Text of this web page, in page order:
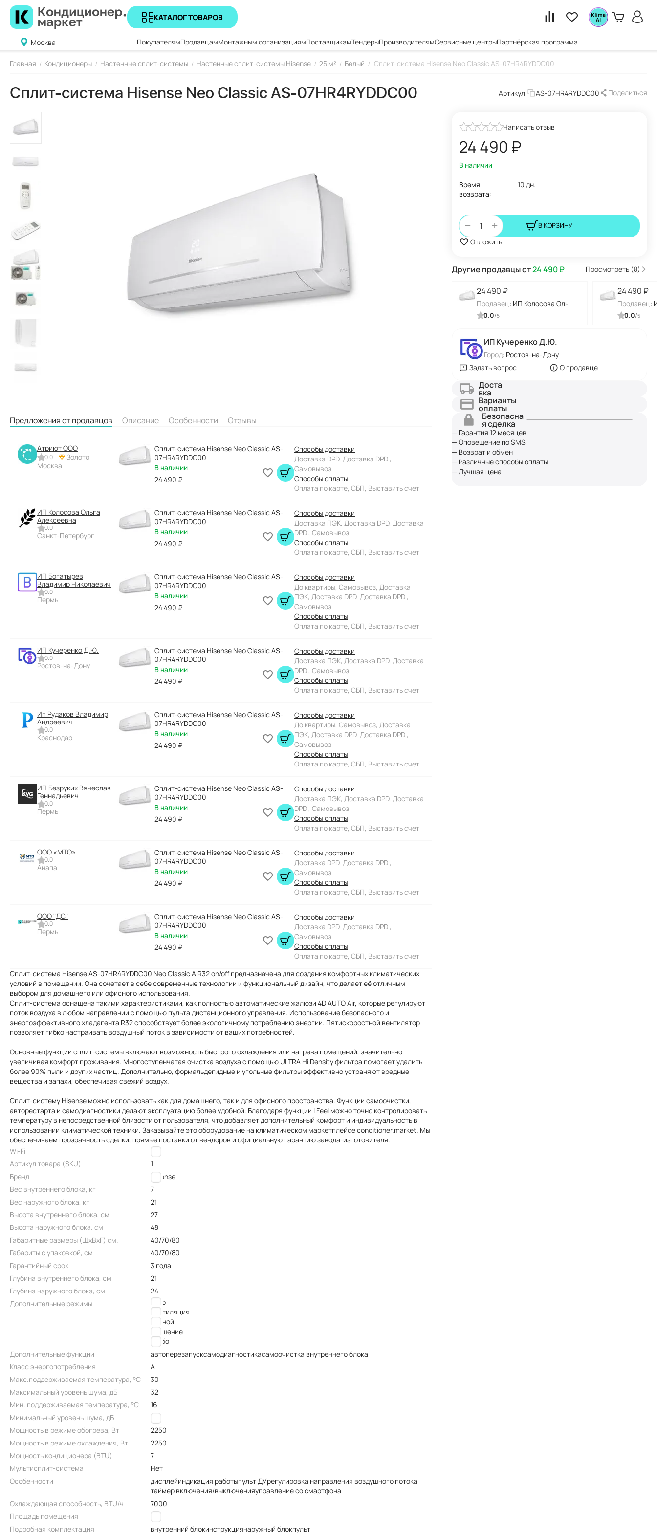
КАТАЛОГ ТОВАРОВ
Москва ПокупателямПродавцамМонтажным организациямПоставщикамТендерыПроизводителямСервисные центрыПартнёрская программа
Главная / Кондиционеры / Настенные сплит-системы / Настенные сплит-системы Hisense / 25 м² / Белый / Сплит-система Hisense Neo Classic AS-07HR4RYDDC00
Сплит-система Hisense Neo Classic AS-07HR4RYDDC00 Артикул: AS-07HR4RYDDC00 Поделиться
Написать отзыв
24 490 ₽
В наличии
Время
возврата:
10 дн.
+
− В КОРЗИНУ
Отложить
Другие продавцы от24 490₽ Просмотреть (8)
24 490 ₽
Продавец: ИП Колосова Ольга Алексеевна
0.0/5
24 490 ₽
Продавец:
0.0/5
ИП Кучеренко Д.Ю.
Город: Ростов-на-Дону
Задать вопрос
О продавце
Доста
вка
Варианты
оплаты
Безопасна
я сделка
— Гарантия 12 месяцев
— Оповещение по SMS
— Возврат и обмен
— Различные способы оплаты
— Лучшая цена
Предложения от продавцов Описание Особенности Отзывы
Атриют ООО
0.0
Золото
Москва
Сплит-система Hisense Neo Classic AS-
07HR4RYDDC00
В наличии
24 490 ₽
Способы доставки
Доставка DPD, Доставка DPD ,
Самовывоз
Способы оплаты
Оплата по карте, СБП, Выставить счет
ИП Колосова Ольга
Алексеевна
0.0
Санкт-Петербург
Сплит-система Hisense Neo Classic AS-
07HR4RYDDC00
В наличии
24 490 ₽
Способы доставки
Доставка ПЭК, Доставка DPD, Доставка
DPD , Самовывоз
Способы оплаты
Оплата по карте, СБП, Выставить счет
ИП Богатырев
Владимир Николаевич
0.0
Пермь
Сплит-система Hisense Neo Classic AS-
07HR4RYDDC00
В наличии
24 490 ₽
Способы доставки
До квартиры, Самовывоз, Доставка
ПЭК, Доставка DPD, Доставка DPD ,
Самовывоз
Способы оплаты
Оплата по карте, СБП, Выставить счет
ИП Кучеренко Д.Ю.
0.0
Ростов-на-Дону
Сплит-система Hisense Neo Classic AS-
07HR4RYDDC00
В наличии
24 490 ₽
Способы доставки
Доставка ПЭК, Доставка DPD, Доставка
DPD , Самовывоз
Способы оплаты
Оплата по карте, СБП, Выставить счет
Ип Рудаков Владимир
Андреевич
0.0
Краснодар
Сплит-система Hisense Neo Classic AS-
07HR4RYDDC00
В наличии
24 490 ₽
Способы доставки
До квартиры, Самовывоз, Доставка
ПЭК, Доставка DPD, Доставка DPD ,
Самовывоз
Способы оплаты
Оплата по карте, СБП, Выставить счет
ИП Безруких Вячеслав
Геннадьевич
0.0
Пермь
Сплит-система Hisense Neo Classic AS-
07HR4RYDDC00
В наличии
24 490 ₽
Способы доставки
Доставка ПЭК, Доставка DPD, Доставка
DPD , Самовывоз
Способы оплаты
Оплата по карте, СБП, Выставить счет
ООО «МТО»
0.0
Анапа
Сплит-система Hisense Neo Classic AS-
07HR4RYDDC00
В наличии
24 490 ₽
Способы доставки
Доставка DPD, Доставка DPD ,
Самовывоз
Способы оплаты
Оплата по карте, СБП, Выставить счет
ООО "ДC"
0.0
Пермь
Сплит-система Hisense Neo Classic AS-
07HR4RYDDC00
В наличии
24 490 ₽
Способы доставки
Доставка DPD, Доставка DPD ,
Самовывоз
Способы оплаты
Оплата по карте, СБП, Выставить счет
Сплит-система Hisense AS-07HR4RYDDC00 Neo Classic A R32 on/off предназначена для создания комфортных климатических
условий в помещении. Она сочетает в себе современные технологии и функциональный дизайн, что делает её отличным
выбором для домашнего или офисного использования.
Сплит-система оснащена такими характеристиками, как полностью автоматические жалюзи 4D AUTO Air, которые регулируют
поток воздуха в любом направлении с помощью пульта дистанционного управления. Использование безопасного и
энергоэффективного хладагента R32 способствует более экологичному потреблению энергии. Пятискоростной вентилятор
позволяет гибко настраивать воздушный поток в зависимости от ваших потребностей.
Основные функции сплит-системы включают возможность быстрого охлаждения или нагрева помещений, значительно
увеличивая комфорт проживания. Многоступенчатая очистка воздуха с помощью ULTRA Hi Density фильтра помогает удалить
более 90% пыли и других частиц. Дополнительно, формальдегидные и угольные фильтры эффективно устраняют вредные
вещества и запахи, обеспечивая свежий воздух.
Сплит-систему Hisense можно использовать как для домашнего, так и для офисного пространства. Функции самоочистки,
авторестарта и самодиагностики делают эксплуатацию более удобной. Благодаря функции I Feel можно точно контролировать
температуру в непосредственной близости от пользователя, что добавляет дополнительный комфорт и индивидуальность в
использовании климатической техники. Заказывайте это оборудование на климатическом маркетплейсе conditioner.market. Мы
обеспечиваем прозрачность сделки, прямые поставки от вендоров и официальную гарантию завода-изготовителя.
Wi-Fi
Нет
Артикул товара (SKU)
1
Бренд
Hisense
Вес внутреннего блока, кг
7
Вес наружного блока, кг
21
Высота внутреннего блока, см
27
Высота наружного блока. см
48
Габаритные размеры (ШxВxГ) см.
40/70/80
Габариты с упаковкой, см
40/70/80
Гарантийный срок
3 года
Глубина внутреннего блока, см
21
Глубина наружного блока, см
24
Дополнительные режимы
авто
вентиляция
ночной
осушение
турбо
Дополнительные функции
автоперезапусксамодиагностикасамоочистка внутреннего блока
Класс энергопотребления
A
Макс.поддерживаемая температура, °C
30
Максимальный уровень шума, дБ
32
Мин. поддерживаемая температура, °C
16
Минимальный уровень шума, дБ
23
Мощность в режиме обогрева, Вт
2250
Мощность в режиме охлаждения, Вт
2250
Мощность кондиционера (BTU)
7
Мультисплит-система
Нет
Особенности
дисплейиндикация работыпульт ДУрегулировка направления воздушного потока
таймер включения/выключенияуправление со смартфона
Охлаждающая способность, BTU/ч
7000
Площадь помещения
25
Подробная комплектация
внутренний блокинструкциянаружный блокпульт